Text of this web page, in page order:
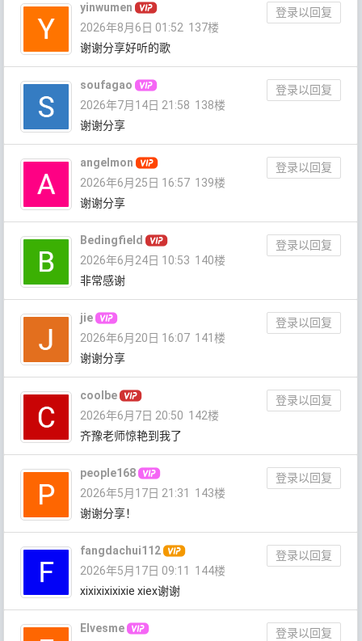
yinwumen
登录以回复
2026年8月6日 01:52 137楼
谢谢分享好听的歌
soufagao
登录以回复
2026年7月14日 21:58 138楼
谢谢分享
angelmon
登录以回复
2026年6月25日 16:57 139楼
谢谢分享
Bedingfield
登录以回复
2026年6月24日 10:53 140楼
非常感谢
jie
登录以回复
2026年6月20日 16:07 141楼
谢谢分享
coolbe
登录以回复
2026年6月7日 20:50 142楼
齐豫老师惊艳到我了
people168
登录以回复
2026年5月17日 21:31
143楼
谢谢分享！
fangdachui112
登录以回复
2026年5月17日 09:11
144楼
xixixixixixie xiex谢谢
Elvesme
登录以回复